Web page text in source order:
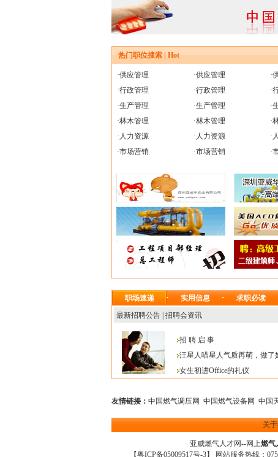
热门职位搜索 | Hot
·供应管理 ·供应管理 ·
·行政管理 ·行政管理 ·
·生产管理 ·生产管理 ·
·林木管理 ·林木管理 ·
· 人力资源 · 人力资源 ·
·市场营销 ·市场营销 ·
职场速递 实用信息 求职必读
最新招聘公告 招聘会资讯
招 聘 启 事
汪星人喵星人气质再萌，做
女生初进Office的礼仪
友情链接： 中国燃气调压网 中国燃气设备网 中国
关
亚威燃气人才网--网上燃气
【粤ICP备05009517号-3】 网站服务热线：